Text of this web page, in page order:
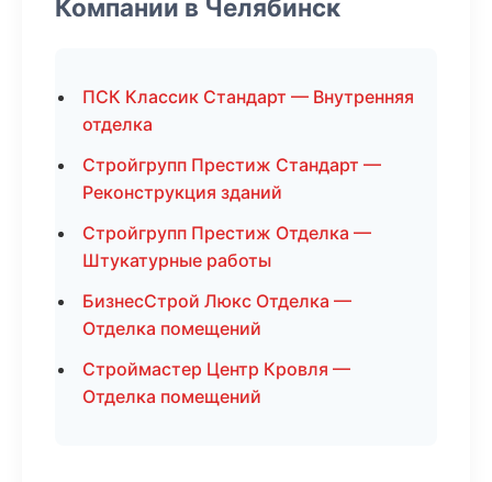
Компании в Челябинск
ПСК Классик Стандарт — Внутренняя
отделка
Стройгрупп Престиж Стандарт —
Реконструкция зданий
Стройгрупп Престиж Отделка —
Штукатурные работы
БизнесСтрой Люкс Отделка —
Отделка помещений
Строймастер Центр Кровля —
Отделка помещений